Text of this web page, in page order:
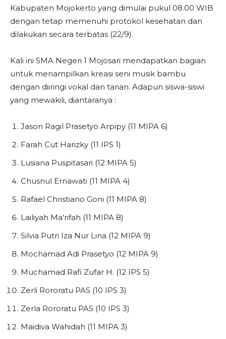
Kabupaten Mojokerto yang dimulai pukul 08.00 WIB
dengan tetap memenuhi protokol kesehatan dan
dilakukan secara terbatas (22/9).
Kali ini SMA Negeri 1 Mojosari mendapatkan bagian
untuk menampilkan kreasi seni musik bambu
dengan diiringi vokal dan tarian. Adapun siswa-siswi
yang mewakili, diantaranya :
Jason Ragil Prasetyo Arpipy (11 MIPA 6)
Farah Cut Harizky (11 IPS 1)
Lusiana Puspitasari (12 MIPA 5)
Chusnul Ernawati (11 MIPA 4)
Rafael Christiano Goni (11 MIPA 8)
Lailiyah Ma’rifah (11 MIPA 8)
Silvia Putri Iza Nur Lina (12 MIPA 9)
Mochamad Adi Prasetyo (12 MIPA 9)
Muchamad Rafi Zufar H. (12 IPS 5)
Zerli Rororatu PAS (10 IPS 3)
Zerla Rororatu PAS (10 IPS 3)
Maidiva Wahidah (11 MIPA 3)